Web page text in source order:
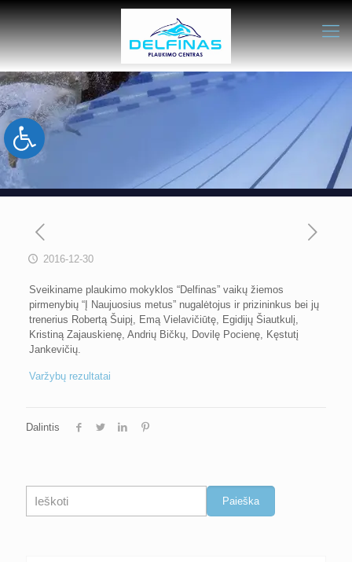
Open toolbar
2016-12-30
Sveikiname plaukimo mokyklos “Delfinas” vaikų žiemos
pirmenybių “Į Naujuosius metus” nugalėtojus ir prizininkus bei jų
trenerius Robertą Šuipį, Emą Vielavičiūtę, Egidijų Šiautkulį,
Kristiną Zajauskienę, Andrių Bičkų, Dovilę Pocienę, Kęstutį
Jankevičių.
Varžybų rezultatai
Dalintis
Paieška Paieška